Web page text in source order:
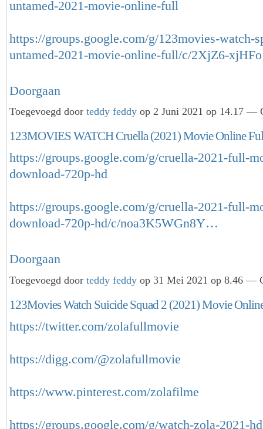
untamed-2021-movie-online-full
https://groups.google.com/g/123movies-watch-
untamed-2021-movie-online-full/c/2XjZ6-
Doorgaan
Toegevoegd door teddy feddy op 2 Juni 2021 op 14.17 —
123MOVIES WATCH Cruella (2021) Movie Online
https://groups.google.com/g/cruella-2021-full-
download-720p-hd
https://groups.google.com/g/cruella-2021-full-
download-720p-hd/c/noa3K5WGn8Y…
Doorgaan
Toegevoegd door teddy feddy op 31 Mei 2021 op 8.46 —
123Movies Watch Suicide Squad 2 (2021) Movie
https://twitter.com/zolafullmovie
https://digg.com/@zolafullmovie
https://www.pinterest.com/zolafilme
https://groups.google.com/g/watch-zola-2021-